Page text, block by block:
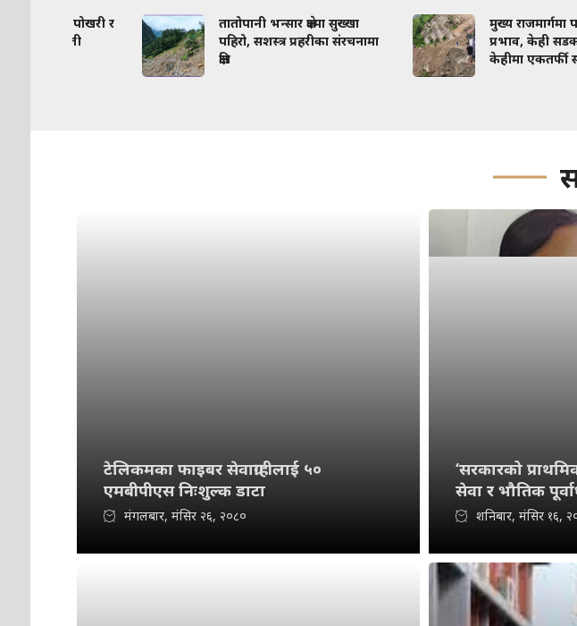
तातोपानी भन्सार क्षेत्रमा सुख्खा
पहिरो, सशस्त्र प्रहरीका संरचनामा
क्षति
मुख्य राजमार्गमा पहिरो र
प्रभाव, केही सडक पूर्ण तथा
केहीमा एकतर्फी सञ्चालन
टेलिकमका फाइबर सेवाग्राहीलाई ५०
एमबीपीएस निःशुल्क डाटा
मंगलबार, मंसिर २६, २०८०
‘सरकारको
सेवा र भौतिक
शनिबार, मंसिर १६,